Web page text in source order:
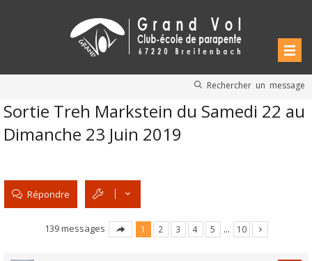
Rechercher un message
Sortie Treh Markstein du Samedi 22 au
Dimanche 23 Juin 2019
Répondre
139 messages 1 2 3 4 5 … 10